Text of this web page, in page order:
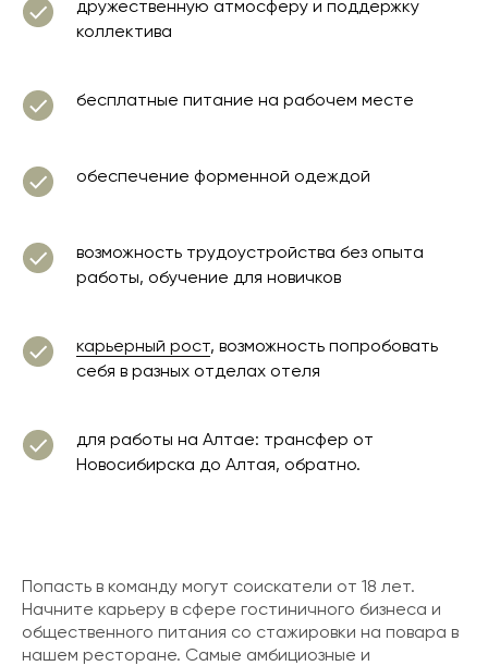
дружественную атмосферу и поддержку
коллектива
бесплатные питание на рабочем месте
обеспечение форменной одеждой
возможность трудоустройства без опыта
работы, обучение для новичков
карьерный рост, возможность попробовать
себя в разных отделах отеля
для работы на Алтае: трансфер от
Новосибирска до Алтая, обратно.
Попасть в команду могут соискатели от 18 лет.
Начните карьеру в сфере гостиничного бизнеса и
общественного питания со стажировки на повара в
нашем ресторане. Самые амбициозные и